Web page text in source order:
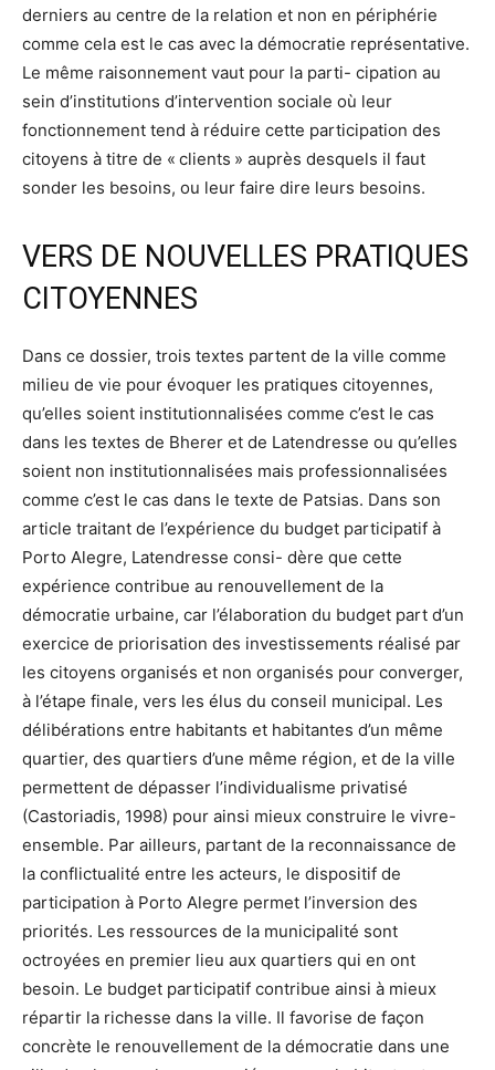
derniers au centre de la relation et non en périphérie
comme cela est le cas avec la démocratie représentative.
Le même raisonnement vaut pour la parti- cipation au
sein d’institutions d’intervention sociale où leur
fonctionnement tend à réduire cette participation des
citoyens à titre de « clients » auprès desquels il faut
sonder les besoins, ou leur faire dire leurs besoins.
VERS DE NOUVELLES PRATIQUES
CITOYENNES
Dans ce dossier, trois textes partent de la ville comme
milieu de vie pour évoquer les pratiques citoyennes,
qu’elles soient institutionnalisées comme c’est le cas
dans les textes de Bherer et de Latendresse ou qu’elles
soient non institutionnalisées mais professionnalisées
comme c’est le cas dans le texte de Patsias. Dans son
article traitant de l’expérience du budget participatif à
Porto Alegre, Latendresse consi- dère que cette
expérience contribue au renouvellement de la
démocratie urbaine, car l’élaboration du budget part d’un
exercice de priorisation des investissements réalisé par
les citoyens organisés et non organisés pour converger,
à l’étape finale, vers les élus du conseil municipal. Les
délibérations entre habitants et habitantes d’un même
quartier, des quartiers d’une même région, et de la ville
permettent de dépasser l’individualisme privatisé
(Castoriadis, 1998) pour ainsi mieux construire le vivre-
ensemble. Par ailleurs, partant de la reconnaissance de
la conflictualité entre les acteurs, le dispositif de
participation à Porto Alegre permet l’inversion des
priorités. Les ressources de la municipalité sont
octroyées en premier lieu aux quartiers qui en ont
besoin. Le budget participatif contribue ainsi à mieux
répartir la richesse dans la ville. Il favorise de façon
concrète le renouvellement de la démocratie dans une